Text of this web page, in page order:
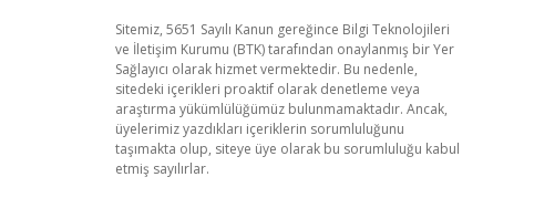
Sitemiz, 5651 Sayılı Kanun gereğince Bilgi Teknolojileri
ve İletişim Kurumu (BTK) tarafından onaylanmış bir Yer
Sağlayıcı olarak hizmet vermektedir. Bu nedenle,
sitedeki içerikleri proaktif olarak denetleme veya
araştırma yükümlülüğümüz bulunmamaktadır. Ancak,
üyelerimiz yazdıkları içeriklerin sorumluluğunu
taşımakta olup, siteye üye olarak bu sorumluluğu kabul
etmiş sayılırlar.